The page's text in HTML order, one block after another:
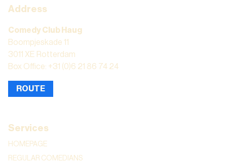
Address
Comedy Club Haug
Boompjeskade 11
3011 XE Rotterdam
Box Office: +31 (0)6 21 86 74 24
ROUTE
Services
HOMEPAGE
REGULAR COMEDIANS